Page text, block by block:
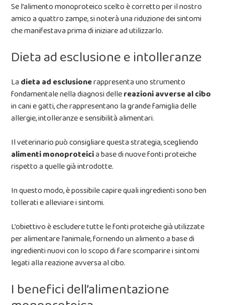
Se l’alimento monoproteico scelto è corretto per il nostro
amico a quattro zampe, si noterà una riduzione dei sintomi
che manifestava prima di iniziare ad utilizzarlo.
Dieta ad esclusione e intolleranze
La dieta ad esclusionerappresenta uno strumento
fondamentale nella diagnosi dellereazioni avverse al cibo
in cani e gatti, che rappresentano la grande famiglia delle
allergie, intolleranze e sensibilità alimentari.
Il veterinario può consigliare questa strategia, scegliendo
alimenti monoproteicia base di nuove fonti proteiche
rispetto a quelle già introdotte.
In questo modo, è possibile capire quali ingredienti sono ben
tollerati e alleviare i sintomi.
L’obiettivo è escludere tutte le fonti proteiche già utilizzate
per alimentare l’animale, fornendo un alimento a base di
ingredienti nuovi con lo scopo di fare scomparire i sintomi
legati alla reazione avversa al cibo.
I benefici dell’alimentazione